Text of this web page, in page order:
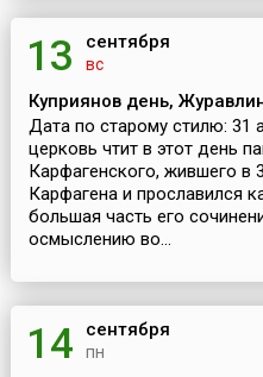
13 сентября
вс
Куприянов день,
Дата по старому стилю: 31
церковь чтит в этот день
Карфагенского, жившего в
Карфагена и прославился
большая часть его
осмыслению во...
14 сентября
пн